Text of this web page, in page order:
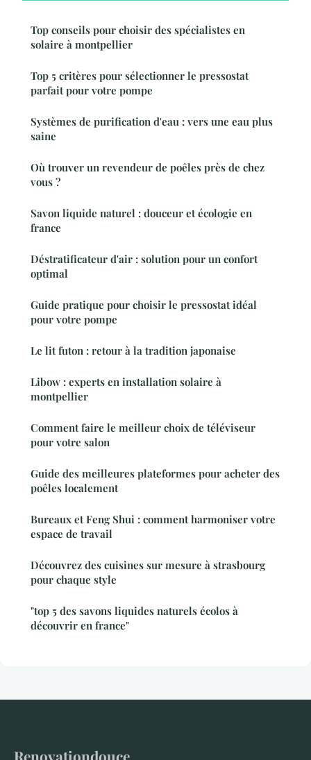
Top conseils pour choisir des spécialistes en
solaire à montpellier
Top 5 critères pour sélectionner le pressostat
parfait pour votre pompe
Systèmes de purification d'eau : vers une eau plus
saine
Où trouver un revendeur de poêles près de chez
vous ?
Savon liquide naturel : douceur et écologie en
france
Déstratificateur d'air : solution pour un confort
optimal
Guide pratique pour choisir le pressostat idéal
pour votre pompe
Le lit futon : retour à la tradition japonaise
Libow : experts en installation solaire à
montpellier
Comment faire le meilleur choix de téléviseur
pour votre salon
Guide des meilleures plateformes pour acheter des
poêles localement
Bureaux et Feng Shui : comment harmoniser votre
espace de travail
Découvrez des cuisines sur mesure à strasbourg
pour chaque style
"top 5 des savons liquides naturels écolos à
découvrir en france"
Renovationdouce